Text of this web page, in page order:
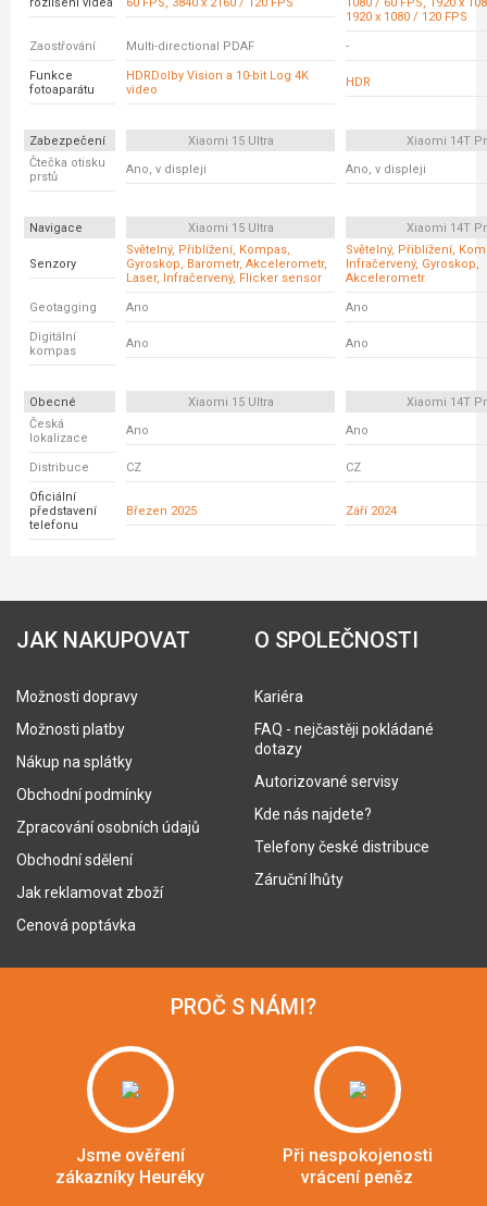
1920 x 1080 / 120 FPS
Zaostřování Multi-directional PDAF -
Funkce
fotoaparátu
HDRDolby Vision a 10-bit Log 4K
video
HDR
Zabezpečení Xiaomi 15 Ultra
Xiaomi 14T
Čtečka otisku
prstů
Ano, v displeji Ano, v displeji
Navigace Xiaomi 15 Ultra Xiaomi 14T
Senzory
Světelný, Přiblížení, Kompas,
Gyroskop, Barometr, Akcelerometr,
Laser, Infračervený, Flicker sensor
Světelný, Přiblížení,
Infračervený, Gyroskop,
Akcelerometr
Geotagging Ano Ano
Digitální
kompas
Ano Ano
Obecné Xiaomi 15 Ultra
Xiaomi 14T
Česká
lokalizace
Ano Ano
Distribuce CZ CZ
Oficiální
představení
telefonu
Březen 2025 Září 2024
JAK NAKUPOVAT
Možnosti dopravy
Možnosti platby
Nákup na splátky
Obchodní podmínky
Zpracování osobních údajů
Obchodní sdělení
Jak reklamovat zboží
Cenová poptávka
O SPOLEČNOSTI
Kariéra
FAQ - nejčastěji pokládané
dotazy
Autorizované servisy
Kde nás najdete?
Telefony české distribuce
Záruční lhůty
PROČ S NÁMI?
Jsme ověření
zákazníky Heuréky
Při nespokojenosti
vrácení peněz